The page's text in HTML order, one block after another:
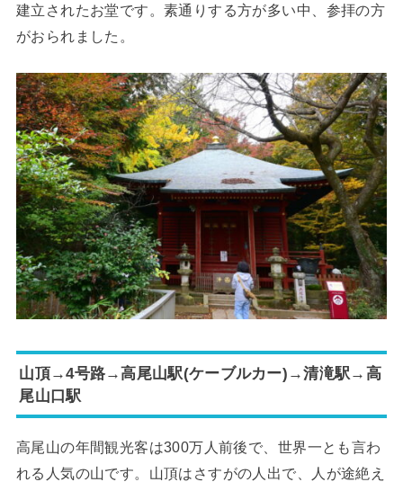
建立されたお堂です。素通りする方が多い中、参拝の方
がおられました。
山頂→4号路→高尾山駅(ケーブルカー)→清滝駅→高
尾山口駅
高尾山の年間観光客は300万人前後で、世界一とも言わ
れる人気の山です。山頂はさすがの人出で、人が途絶え